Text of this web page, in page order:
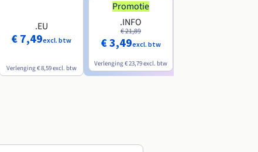
.EU
€ 7,49excl. btw
Verlenging € 8,59excl. btw
Promotie
.INFO
€ 21,89
€ 3,49excl. btw
Verlenging € 23,79excl. btw